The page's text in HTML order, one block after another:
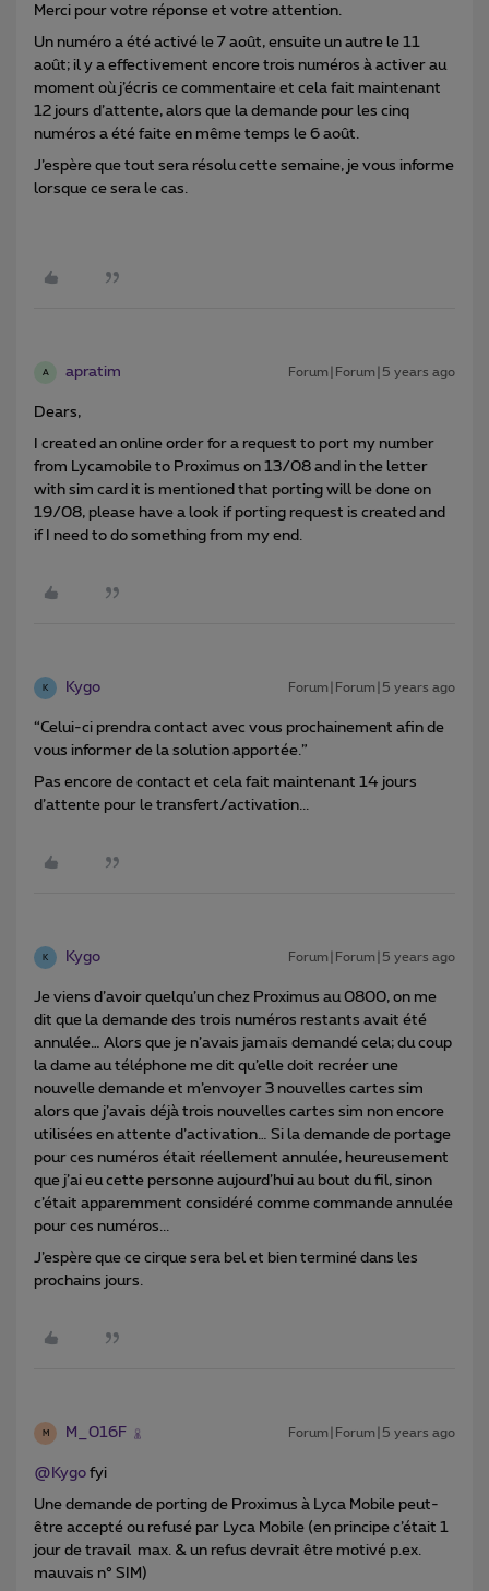
Merci pour votre réponse et votre attention.
Un numéro a été activé le 7 août, ensuite un autre le 11
août; il y a effectivement encore trois numéros à activer au
moment où j’écris ce commentaire et cela fait maintenant
12 jours d’attente, alors que la demande pour les cinq
numéros a été faite en même temps le 6 août.
J’espère que tout sera résolu cette semaine, je vous informe
lorsque ce sera le cas.
A apratim Forum|Forum|5 years ago
Dears,
I created an online order for a request to port my number
from Lycamobile to Proximus on 13/08 and in the letter
with sim card it is mentioned that porting will be done on
19/08, please have a look if porting request is created and
if I need to do something from my end.
K Kygo Forum|Forum|5 years ago
“Celui-ci prendra contact avec vous prochainement afin de
vous informer de la solution apportée.”
Pas encore de contact et cela fait maintenant 14 jours
d’attente pour le transfert/activation...
K Kygo Forum|Forum|5 years ago
Je viens d’avoir quelqu’un chez Proximus au 0800, on me
dit que la demande des trois numéros restants avait été
annulée… Alors que je n’avais jamais demandé cela; du coup
la dame au téléphone me dit qu’elle doit recréer une
nouvelle demande et m’envoyer 3 nouvelles cartes sim
alors que j’avais déjà trois nouvelles cartes sim non encore
utilisées en attente d’activation… Si la demande de portage
pour ces numéros était réellement annulée, heureusement
que j’ai eu cette personne aujourd’hui au bout du fil, sinon
c’était apparemment considéré comme commande annulée
pour ces numéros...
J’espère que ce cirque sera bel et bien terminé dans les
prochains jours.
M M_016F Forum|Forum|5 years ago
@Kygo fyi
Une demande de porting de Proximus à Lyca Mobile peut-
être accepté ou refusé par Lyca Mobile (en principe c’était 1
jour de travail max. & un refus devrait être motivé p.ex.
mauvais n° SIM)